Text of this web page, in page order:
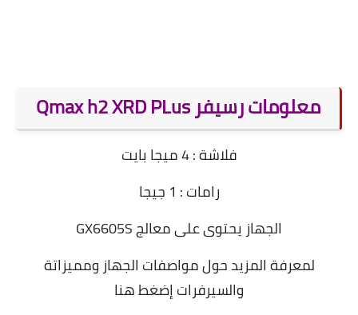
معلومات رسيفر Qmax h2 XRD PLus
فلاشة : 4 ميجا بايت
رامات : 1 جيجا
الجهاز يحتوى على معالج GX6605S
لمعرفة المزيد حول مواصفات الجهاز ومميزاتة
والسيرفرات إضغطهنا